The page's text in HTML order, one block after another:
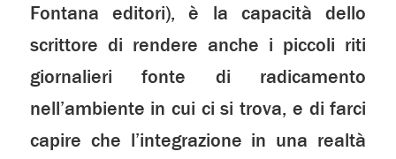
Fontana editori), è la capacità dello
scrittore di rendere anche i piccoli riti
giornalieri fonte di radicamento
nell’ambiente in cui ci si trova, e di farci
capire che l’integrazione in una realtà